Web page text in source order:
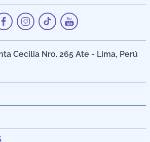
Cecilia Nro. 265 Ate - Lima, Perú